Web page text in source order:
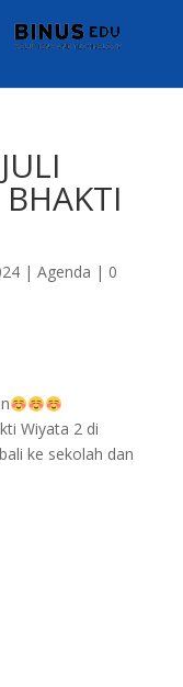
| Agenda | 0
Wiyata 2 di
ke sekolah dan